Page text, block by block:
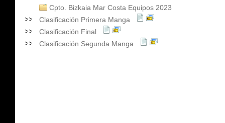
Cpto. Bizkaia Mar Costa Equipos 2023
Clasificación Primera Manga
Clasificación Final
Clasificación Segunda Manga